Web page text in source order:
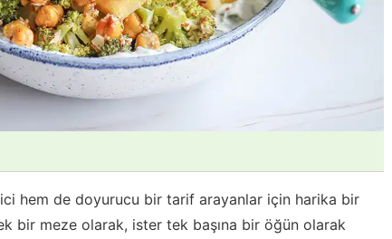
hem de doyurucu bir tarif arayanlar için harika bir
bir meze olarak, ister tek başına bir öğün olarak